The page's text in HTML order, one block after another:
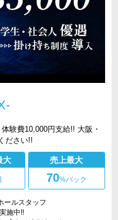
験費10,000円支給!! 大阪・
ださい!!
大 売上最大
70%バック
ールスタッフ
施中!!